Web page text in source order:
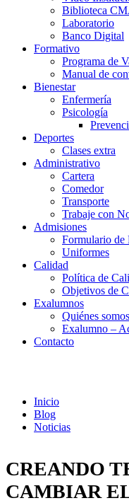
Biblioteca
Laboratorio
Banco Digital
Formativo
Programa de
Manual de
Bienestar
Enfermería
Psicología
Deportes
Clases extra
Administrativo
Cartera
Comedor
Transporte
Trabaje con
Admisiones
Formulario de
Uniformes
Calidad
Política de
Objetivos de
Exalumnos
Quiénes somos
Exalumno –
Contacto
Inicio
Blog
Noticias
CREANDO
CAMBIAR